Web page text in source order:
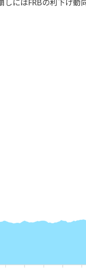
しにはFRBの利下げ